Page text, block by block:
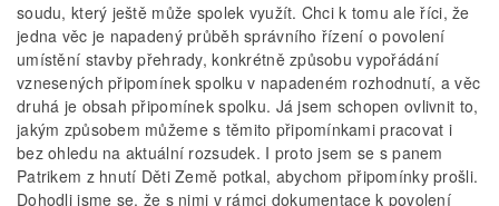
soudu, který ještě může spolek využít. Chci k tomu ale říci, že
jedna věc je napadený průběh správního řízení o povolení
umístění stavby přehrady, konkrétně způsobu vypořádání
vznesených připomínek spolku v napadeném rozhodnutí, a věc
druhá je obsah připomínek spolku. Já jsem schopen ovlivnit to,
jakým způsobem můžeme s těmito připomínkami pracovat i
bez ohledu na aktuální rozsudek. I proto jsem se s panem
Patrikem z hnutí Děti Země potkal, abychom připomínky prošli.
Dohodli jsme se, že s nimi v rámci dokumentace k povolení